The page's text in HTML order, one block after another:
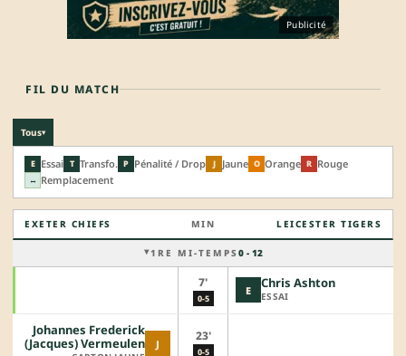
Publicité
FIL DU MATCH
Tous▾
E Essai T Transfo. P Pénalité / Drop J Jaune O Orange R Rouge
↔ Remplacement
EXETER CHIEFS MIN LEICESTER TIGERS
1RE MI-TEMPS 0 - 12
7'
0-5
E Chris Ashton
ESSAI
J
Johannes Frederick
(Jacques) Vermeulen
23'
0-5